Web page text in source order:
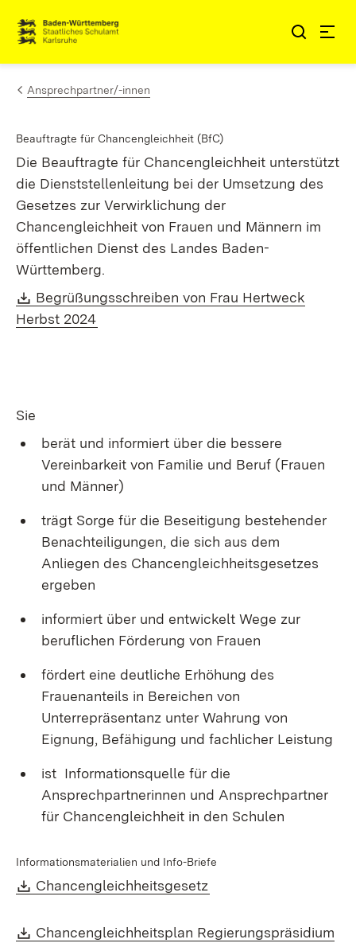
Zum Inhalt springen
Link zur Startseite
Ansprechpartner/-innen
Beauftragte für Chancengleichheit (BfC)
Die Beauftragte für Chancengleichheit unterstützt
die Dienststellenleitung bei der Umsetzung des
Gesetzes zur Verwirklichung der
Chancengleichheit von Frauen und Männern im
öffentlichen Dienst des Landes Baden-
Württemberg.
Download:
Begrüßungsschreiben von Frau Hertweck
Herbst 2024
Sie
berät und informiert über die bessere
Vereinbarkeit von Familie und Beruf (Frauen
und Männer)
trägt Sorge für die Beseitigung bestehender
Benachteiligungen, die sich aus dem
Anliegen des Chancengleichheitsgesetzes
ergeben
informiert über und entwickelt Wege zur
beruflichen Förderung von Frauen
fördert eine deutliche Erhöhung des
Frauenanteils in Bereichen von
Unterrepräsentanz unter Wahrung von
Eignung, Befähigung und fachlicher Leistung
ist Informationsquelle für die
Ansprechpartnerinnen und Ansprechpartner
für Chancengleichheit in den Schulen
Informationsmaterialien und Info-Briefe
Download:
Chancengleichheitsgesetz
Download:
Chancengleichheitsplan Regierungspräsidium